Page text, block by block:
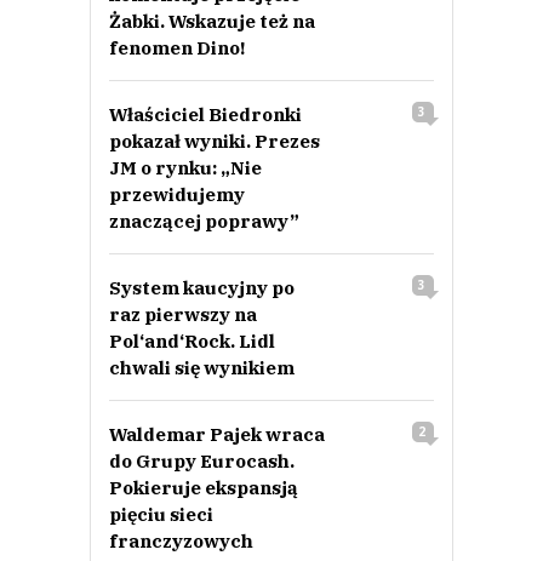
Żabki. Wskazuje też na
fenomen Dino!
Właściciel Biedronki
pokazał wyniki. Prezes
JM o rynku: „Nie
przewidujemy
znaczącej poprawy”
3
System kaucyjny po
raz pierwszy na
Pol‘and‘Rock. Lidl
chwali się wynikiem
3
Waldemar Pajek wraca
do Grupy Eurocash.
Pokieruje ekspansją
pięciu sieci
franczyzowych
2